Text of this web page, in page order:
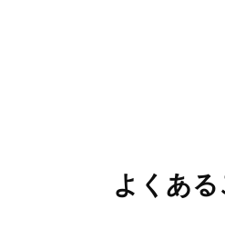
よくある